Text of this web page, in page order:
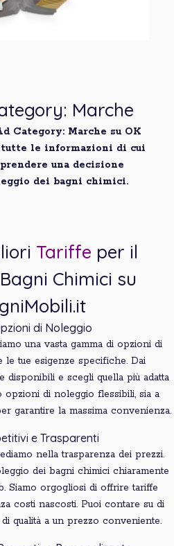
Marche
Category: Marche su OK
le informazioni di cui
una decisione
dei bagni chimici.
Tariffe per il
Chimici su
di Noleggio
una vasta gamma di opzioni di
tue esigenze specifiche. Dai
disponibili e scegli quella più adatta
opzioni di noleggio flessibili, sia a
garantire la massima convenienza.
e Trasparenti
nella trasparenza dei prezzi.
dei bagni chimici chiaramente
Siamo orgogliosi di offrire tariffe
costi nascosti. Puoi contare su di
qualità a un prezzo conveniente.